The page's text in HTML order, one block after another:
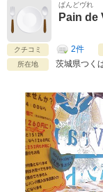
ぱんどヴれ
Pain de
クチコミ 2件
所在地 茨城県つく